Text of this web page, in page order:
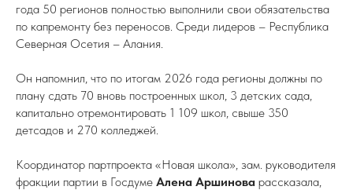
года 50 регионов полностью выполнили свои обязательства
по капремонту без переносов. Среди лидеров – Республика
Северная Осетия – Алания.
Он напомнил, что по итогам 2026 года регионы должны по
плану сдать 70 вновь построенных школ, 3 детских сада,
капитально отремонтировать 1 109 школ, свыше 350
детсадов и 270 колледжей.
Координатор партпроекта «Новая школа», зам. руководителя
фракции партии в Госдуме Алена Аршинова рассказала,